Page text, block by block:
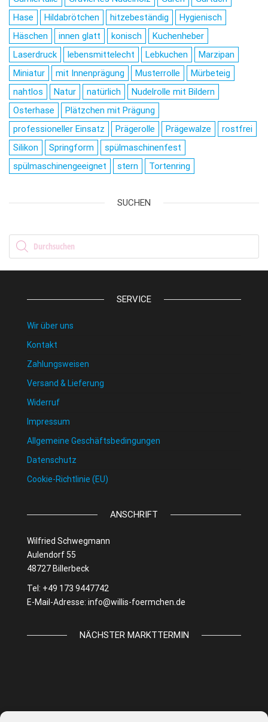
Hase
Hildabrötchen hitzebeständig
Hygienisch
Häschen
innen glatt konisch
Kuchenheber
Laserdruck
lebensmittelecht Lebkuchen
Marzipan
Miniatur
mit Innenprägung Musterrolle
Mürbeteig
nahtlos
Natur natürlich
Nudelrolle mit Bildern
Osterhase
Plätzchen mit Prägung
professioneller Einsatz
Prägerolle Prägewalze
rostfrei
Silikon
Springform
spülmaschinenfest
spülmaschinengeeignet
stern Tortenring
SUCHEN
Products search
SERVICE
Wir über uns
Kontakt
Zahlungsweisen
Versand & Lieferung
Widerruf
Impressum
Allgemeine Geschäftsbedingungen
Datenschutz
Cookie-Richtlinie (EU)
ANSCHRIFT
Wilfried Schwegmann
Aulendorf 55
48727 Billerbeck
Tel: +49 173 9447742
E-Mail-Adresse: info@willis-foermchen.de
NÄCHSTER MARKTTERMIN